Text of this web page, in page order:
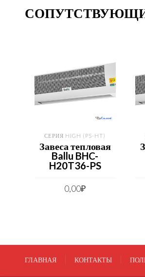
СЕРИЯ HIGH (PS-HT)
Завеса тепловая
Ballu BHC-
H20T36-PS
0,00₽
ГЛАВНАЯ КОНТАКТЫ